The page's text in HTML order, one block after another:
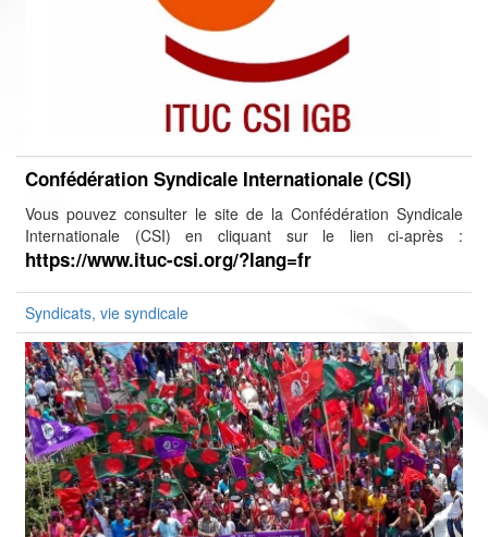
Confédération Syndicale Internationale (CSI)
Vous pouvez consulter le site de la Confédération Syndicale
Internationale (CSI) en cliquant sur le lien ci-après :
https://www.ituc-csi.org/?lang=fr
Syndicats, vie syndicale